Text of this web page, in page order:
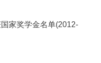
家奖学金名单(2012-